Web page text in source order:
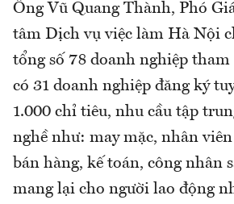
Ông Vũ Quang Thành, Phó
tâm Dịch vụ việc làm Hà Nội
tổng số 78 doanh nghiệp
có 31 doanh nghiệp đăng ký
1.000 chỉ tiêu, nhu cầu tập
nghề như: may mặc, nhân
bán hàng, kế toán, công nhân
mang lại cho người lao động